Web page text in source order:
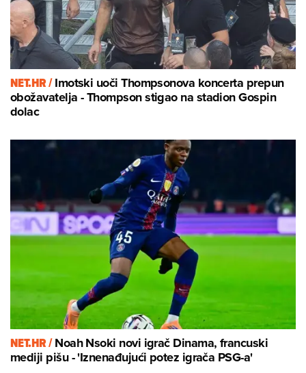
NET.HR /Imotski uoči Thompsonova koncerta prepun
obožavatelja - Thompson stigao na stadion Gospin
dolac
NET.HR /Noah Nsoki novi igrač Dinama, francuski
mediji pišu - 'Iznenađujući potez igrača PSG-a'